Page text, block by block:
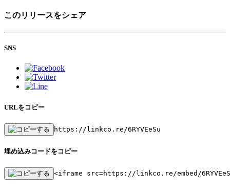
このリリースをシェア
SNS
URLをコピー
https://linkco.re/6RYVEeSu
埋め込みコードをコピー
<iframe src=https://linkco.re/embed/